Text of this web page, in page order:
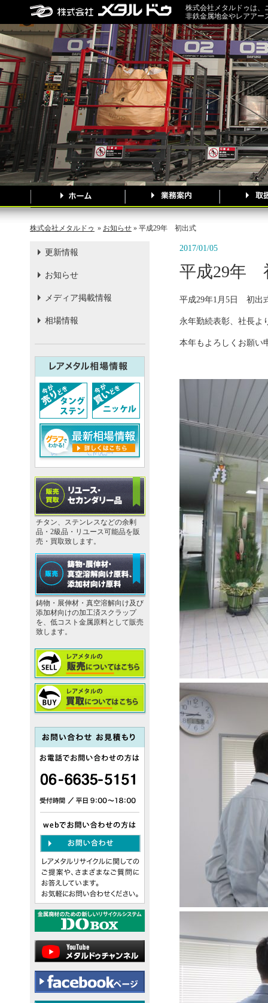
株式会社メタルドゥは、
非鉄金属地金やレアアー
株式会社メタルドゥ » お知らせ » 平成29年 初出式
更新情報
お知らせ
メディア掲載情報
相場情報
チタン、ステンレスなどの余剰
品・2級品・リユース可能品を販
売・買取致します。
鋳物・展伸材・真空溶解向け及び
添加材向けの加工済スクラップ
を、低コスト金属原料として販売
致します。
2017/01/05
平成29年
平成29年1月5日 初出
永年勤続表彰、社長よ
本年もよろしくお願い